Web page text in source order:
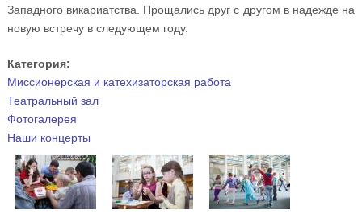
Западного викариатства. Прощались друг с другом в надежде на
новую встречу в следующем году.
Категория:
Миссионерская и катехизаторская работа
Театральный зал
Фотогалерея
Наши концерты